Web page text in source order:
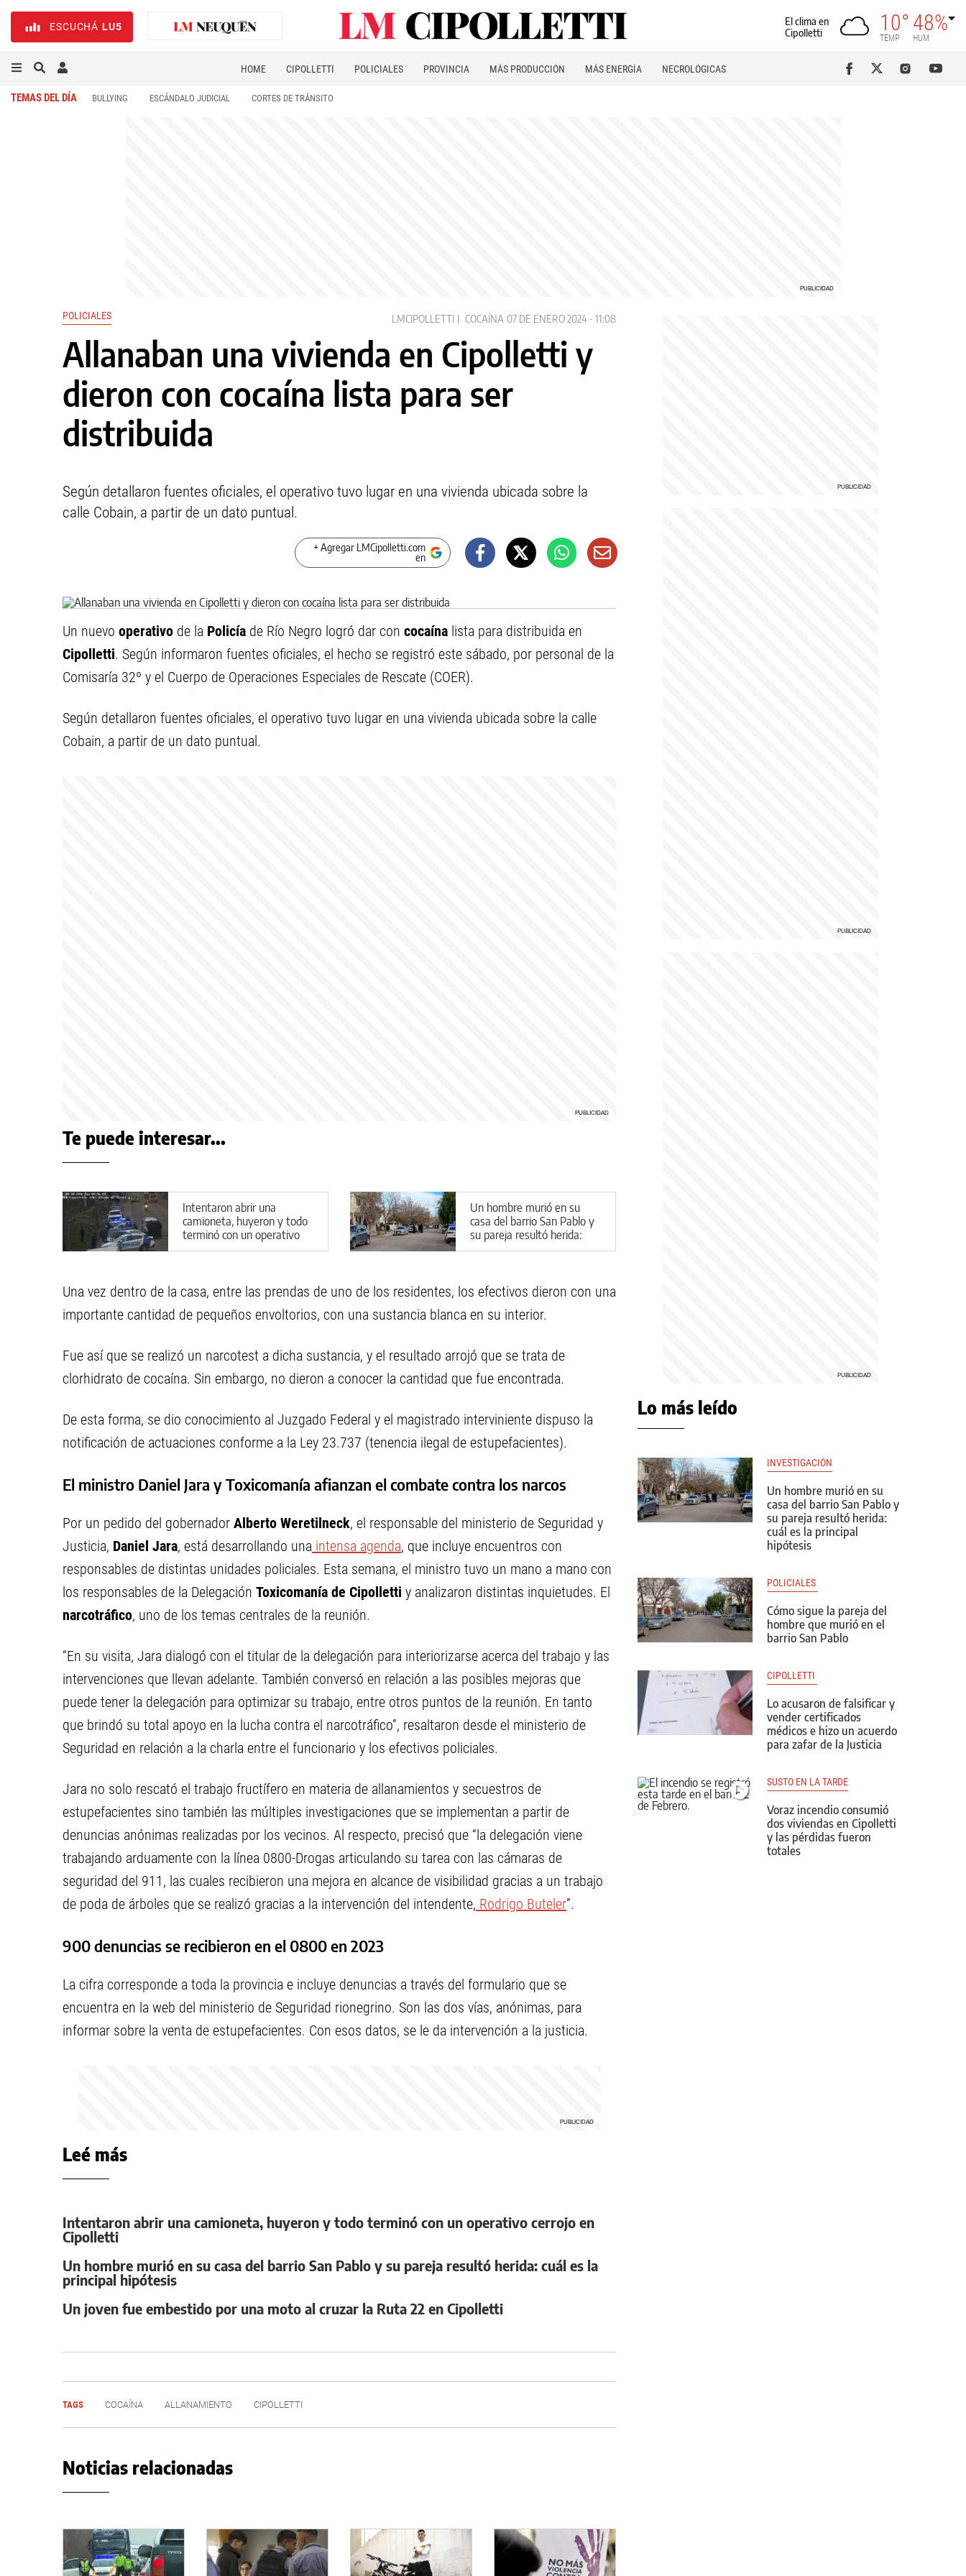
ESCUCHÁ LU5
El clima en
Cipolletti
10°
TEMP
48%
HUM
HOME CIPOLLETTI POLICIALES PROVINCIA MÁS PRODUCCIÓN MÁS ENERGÍA NECROLÓGICAS
TEMAS DEL DÍA BULLYING ESCÁNDALO JUDICIAL CORTES DE TRÁNSITO
POLICIALES LMCIPOLLETTI COCAÍNA 07 DE ENERO 2024 - 11:08
Allanaban una vivienda en Cipolletti y
dieron con cocaína lista para ser
distribuida
Según detallaron fuentes oficiales, el operativo tuvo lugar en una vivienda ubicada sobre la
calle Cobain, a partir de un dato puntual.
+ Agregar LMCipolletti.com
en
Un nuevo operativo de la Policía de Río Negro logró dar con cocaína lista para distribuida en
Cipolletti. Según informaron fuentes oficiales, el hecho se registró este sábado, por personal de la
Comisaría 32º y el Cuerpo de Operaciones Especiales de Rescate (COER).
Según detallaron fuentes oficiales, el operativo tuvo lugar en una vivienda ubicada sobre la calle
Cobain, a partir de un dato puntual.
Te puede interesar...
Intentaron abrir una
camioneta, huyeron y todo
terminó con un operativo
cerrojo en Cipolletti
Un hombre murió en su
casa del barrio San Pablo y
su pareja resultó herida:
cuál es la principal hipótesis
Una vez dentro de la casa, entre las prendas de uno de los residentes, los efectivos dieron con una
importante cantidad de pequeños envoltorios, con una sustancia blanca en su interior.
Fue así que se realizó un narcotest a dicha sustancia, y el resultado arrojó que se trata de
clorhidrato de cocaína. Sin embargo, no dieron a conocer la cantidad que fue encontrada.
De esta forma, se dio conocimiento al Juzgado Federal y el magistrado interviniente dispuso la
notificación de actuaciones conforme a la Ley 23.737 (tenencia ilegal de estupefacientes).
El ministro Daniel Jara y Toxicomanía afianzan el combate contra los narcos
Por un pedido del gobernador Alberto Weretilneck, el responsable del ministerio de Seguridad y
Justicia, Daniel Jara, está desarrollando una intensa agenda, que incluye encuentros con
responsables de distintas unidades policiales. Esta semana, el ministro tuvo un mano a mano con
los responsables de la Delegación Toxicomanía de Cipolletti y analizaron distintas inquietudes. El
narcotráfico, uno de los temas centrales de la reunión.
“En su visita, Jara dialogó con el titular de la delegación para interiorizarse acerca del trabajo y las
intervenciones que llevan adelante. También conversó en relación a las posibles mejoras que
puede tener la delegación para optimizar su trabajo, entre otros puntos de la reunión. En tanto
que brindó su total apoyo en la lucha contra el narcotráfico”, resaltaron desde el ministerio de
Seguridad en relación a la charla entre el funcionario y los efectivos policiales.
Jara no solo rescató el trabajo fructífero en materia de allanamientos y secuestros de
estupefacientes sino también las múltiples investigaciones que se implementan a partir de
denuncias anónimas realizadas por los vecinos. Al respecto, precisó que “la delegación viene
trabajando arduamente con la línea 0800-Drogas articulando su tarea con las cámaras de
seguridad del 911, las cuales recibieron una mejora en alcance de visibilidad gracias a un trabajo
de poda de árboles que se realizó gracias a la intervención del intendente, Rodrigo Buteler”.
900 denuncias se recibieron en el 0800 en 2023
La cifra corresponde a toda la provincia e incluye denuncias a través del formulario que se
encuentra en la web del ministerio de Seguridad rionegrino. Son las dos vías, anónimas, para
informar sobre la venta de estupefacientes. Con esos datos, se le da intervención a la justicia.
Leé más
Intentaron abrir una camioneta, huyeron y todo terminó con un operativo cerrojo en
Cipolletti
Un hombre murió en su casa del barrio San Pablo y su pareja resultó herida: cuál es la
principal hipótesis
Un joven fue embestido por una moto al cruzar la Ruta 22 en Cipolletti
TAGS COCAÍNA ALLANAMIENTO CIPOLLETTI
Noticias relacionadas
Lo más leído
INVESTIGACIÓN
Un hombre murió en su
casa del barrio San Pablo y
su pareja resultó herida:
cuál es la principal
hipótesis
POLICIALES
Cómo sigue la pareja del
hombre que murió en el
barrio San Pablo
CIPOLLETTI
Lo acusaron de falsificar y
vender certificados
médicos e hizo un acuerdo
para zafar de la Justicia
SUSTO EN LA TARDE
Voraz incendio consumió
dos viviendas en Cipolletti
y las pérdidas fueron
totales